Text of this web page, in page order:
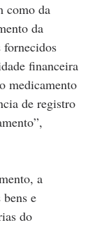
como da
da
fornecidos
financeira
medicamento
de registro
a
e
do